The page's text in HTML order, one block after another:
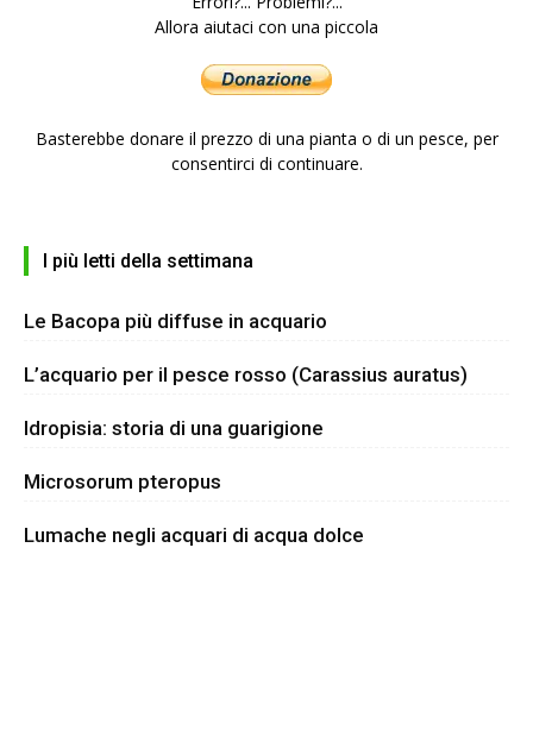
Allora aiutaci con una piccola
Basterebbe donare il prezzo di una pianta o di un pesce, per
consentirci di continuare.
I più letti della settimana
Le Bacopa più diffuse in acquario
L’acquario per il pesce rosso (Carassius auratus)
Idropisia: storia di una guarigione
Microsorum pteropus
Lumache negli acquari di acqua dolce